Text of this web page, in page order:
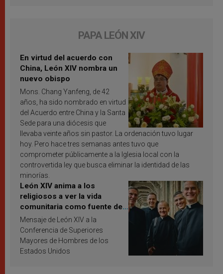
PAPA LEÓN XIV
En virtud del acuerdo con
China, León XIV nombra un
nuevo obispo
Mons. Chang Yanfeng, de 42
años, ha sido nombrado en virtud
del Acuerdo entre China y la Santa
Sede para una diócesis que
llevaba veinte años sin pastor. La ordenación tuvo lugar
hoy. Pero hace tres semanas antes tuvo que
comprometer públicamente a la Iglesia local con la
controvertida ley que busca eliminar la identidad de las
minorías.
León XIV anima a los
religiosos a ver la vida
comunitaria como fuente de
inspiración y santificación
Mensaje de León XIV a la
Conferencia de Superiores
Mayores de Hombres de los
Estados Unidos